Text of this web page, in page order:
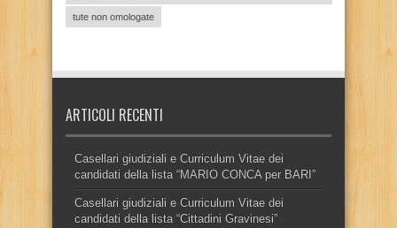
tute non omologate
ARTICOLI RECENTI
Casellari giudiziali e Curriculum Vitae dei
candidati della lista “MARIO CONCA per BARI”
Casellari giudiziali e Curriculum Vitae dei
candidati della lista “Cittadini Gravinesi”